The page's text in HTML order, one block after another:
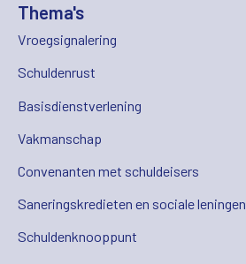
Thema's
Vroegsignalering
Schuldenrust
Basisdienstverlening
Vakmanschap
Convenanten met schuldeisers
Saneringskredieten en sociale leningen
Schuldenknooppunt